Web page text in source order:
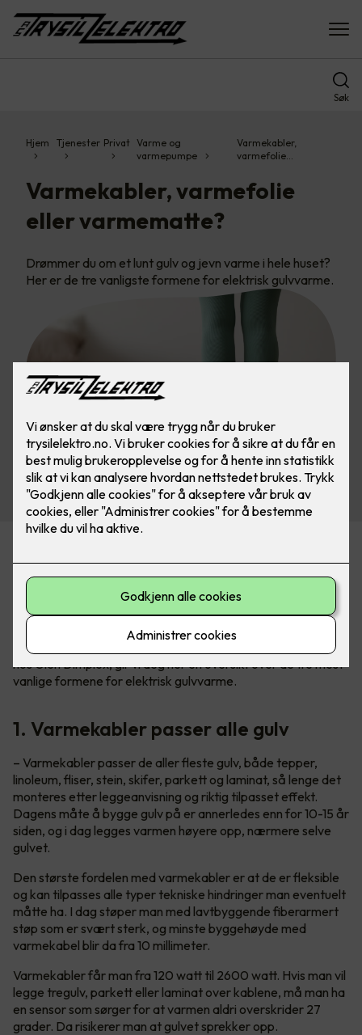
Søk
Hjem Tjenester Privat Varme og
varmepumpe
Varmekabler,
varmefolie…
Varmekabler, varmefolie
eller varmematte?
Drømmer du om et lunt gulv og jevn varme i hele huset?
Her er de tre vanligste formene for elektrisk gulvvarme.
gulvvarme, men spesielt varmefolie blir stadig mer populært.
Om du skal velge det ene eller det andre avhenger av
underlag, hvilket gulv du skal legge over, plassering og
størrelse på rommet.
Sammen med Kim Due-Sørensen, produktsjef for gulvvarme
hos Glen Dimplex, gir vi deg her en oversikt over de tre mest
vanlige formene for elektrisk gulvvarme.
1. Varmekabler passer alle gulv
– Varmekabler passer de aller fleste gulv, både tepper,
linoleum, fliser, stein, skifer, parkett og laminat, så lenge det
monteres etter leggeanvisning og riktig tilpasset effekt.
Dagens måte å bygge gulv på er annerledes enn for 10-15 år
siden, og i dag legges varmen høyere opp, nærmere selve
gulvet.
Den største fordelen med varmekabler er at de er fleksible
og kan tilpasses alle typer tekniske hindringer man eventuelt
måtte ha. I dag støper man med lavtbyggende fiberarmert
støp som er svært sterk, og minste byggehøyde med
varmekabel blir da fra 10 millimeter.
Varmekabler får man fra 120 watt til 2600 watt. Hvis man vil
legge tregulv, parkett eller laminat over kablene, må man ha
en sensor som sørger for at varmen aldri overskrider 27
grader. Da risikerer man at gulvet sprekker opp.